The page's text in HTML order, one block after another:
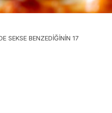
SEKSE BENZEDİĞİNİN 17